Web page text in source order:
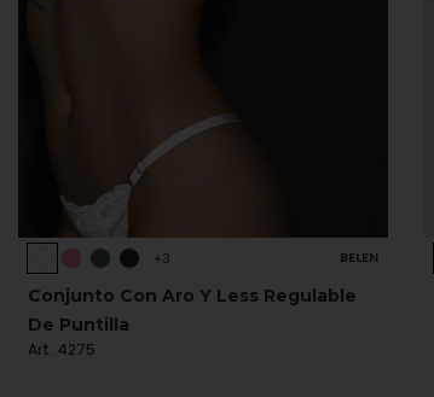
+3 BELEN
Conjunto Con Aro Y Less Regulable
De Puntilla
Art. 4275